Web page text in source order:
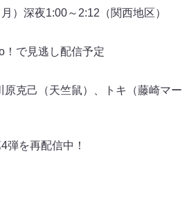
）深夜1:00～2:12（関西地区）
！で見逃し配信予定
原克己（天竺鼠）、トキ（藤崎マー
を再配信中！